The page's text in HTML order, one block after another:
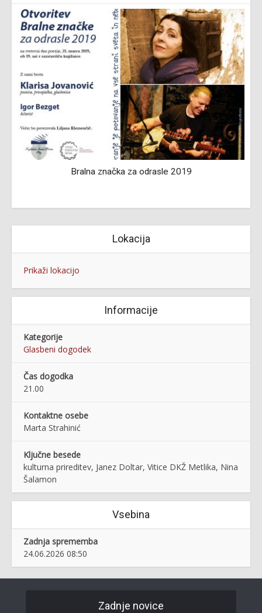
Bralna značka za odrasle 2019
Lokacija
Prikaži lokacijo
Informacije
Kategorije
Glasbeni dogodek
Čas dogodka
21.00
Kontaktne osebe
Marta Strahinić
Ključne besede
kulturna prireditev, Janez Doltar, Vitice DKŽ Metlika, Nina
Šalamon
Vsebina
Zadnja sprememba
24.06.2026 08:50
Zadnje novice